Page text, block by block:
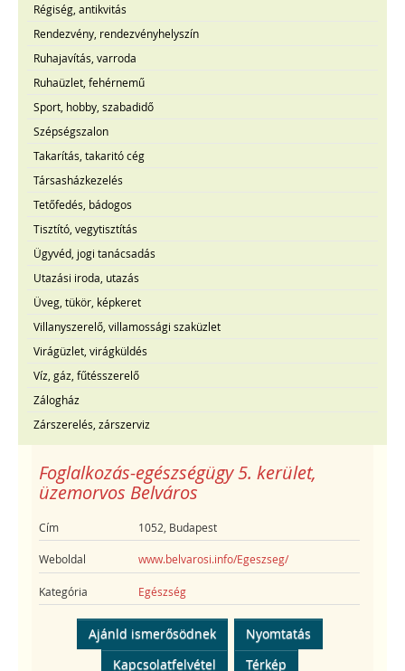
Régiség, antikvitás
Rendezvény, rendezvényhelyszín
Ruhajavítás, varroda
Ruhaüzlet, fehérnemű
Sport, hobby, szabadidő
Szépségszalon
Takarítás, takaritó cég
Társasházkezelés
Tetőfedés, bádogos
Tisztító, vegytisztítás
Ügyvéd, jogi tanácsadás
Utazási iroda, utazás
Üveg, tükör, képkeret
Villanyszerelő, villamossági szaküzlet
Virágüzlet, virágküldés
Víz, gáz, fűtésszerelő
Zálogház
Zárszerelés, zárszerviz
Foglalkozás-egészségügy 5. kerület,
üzemorvos Belváros
Cím 1052, Budapest
Weboldal www.belvarosi.info/Egeszseg/
Kategória Egészség
Ajánld ismerősödnek
Nyomtatás
Kapcsolatfelvétel
Térkép